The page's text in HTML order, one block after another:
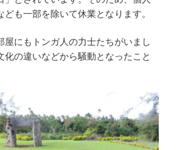
も一部を除いて休業となります。
屋にもトンガ人の力士たちがいまし
化の違いなどから騒動となったこと